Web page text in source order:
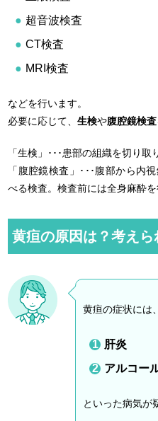
超音波検査
CT検査
MRI検査
などを行います。
必要に応じて、生検や腹腔鏡検査
「生検」･･･患部の組織を切り取
「腹腔鏡検査」･･･腹部から内
べる検査。検査前には全身麻酔を
黄疸の原因は？考え
黄疸の症状には、
肝炎
アルコー
といった病気が